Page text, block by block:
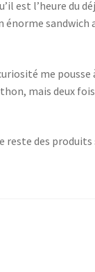
est l’heure du
sandwich
me pousse
mais deux
des produits